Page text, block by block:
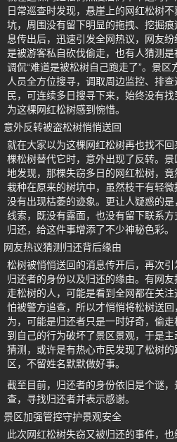
日常巡查时发现，悬崖上的网红松树
坑，周围没有留下明显的拖拽、挖掘
息传出后，迅速引发全网热议，网友
是被游客私自砍伐偷走，也有人猜测
调侃“难道是被松树自己跑走了”。景
人员全方位搜寻，调取周边监控、排
民，可连续多日搜寻下来，始终没有
为这棵网红松树感到惋惜。
意外反转被盗松树悄悄送回
就在大家以为这棵网红松树再也找不
棵松树替代它时，意外出现了反转。
地发现，那棵失窃多日的网红松树，
栽种在原来的树坑中，虽然枝干有轻微
没有出现枯萎的迹象。更让人疑惑的
线索，既没有露面，也没有留下联系
归还，给这件事增添了不少神秘色彩。
网友热议猜测归还背后缘由
松树被悄悄送回的消息传开后，再次
归还者的身份以及归还的缘由。有网
走松树的人，可能是看到全网都在关
怕被警方追查，所以才悄悄将松树送
为，可能是归还者只是一时好奇，偷
到自己的行为破坏了景区景观，于是
猜测，或许是有热心市民发现了松树
区，不留姓名默默做好事。
截至目前，归还者的身份依旧是个谜
查，寻找归还者并表示感谢。
景区加强管控守护景观安全
此次网红松树失窃又被归还的事件，